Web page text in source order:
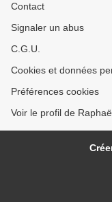
Contact
Signaler un abus
C.G.U.
Cookies et données
Préférences cookies
Voir le profil de